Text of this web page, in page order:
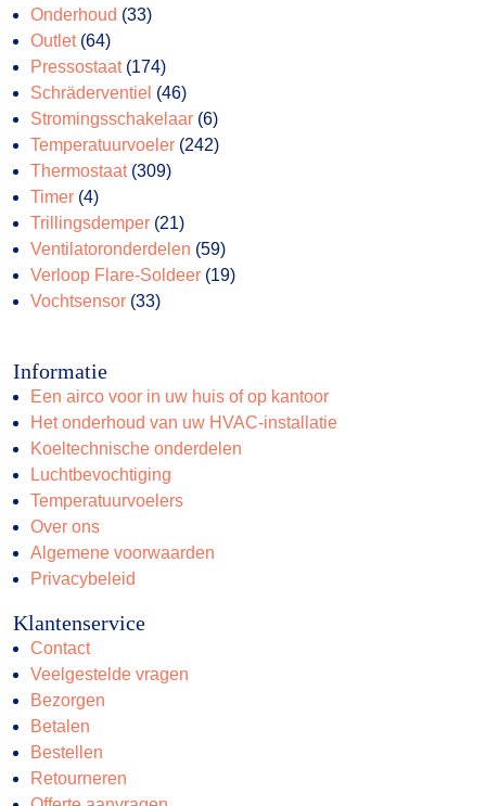
Onderhoud 3333
Outlet 6464
producten
Pressostaat 174174
producten
Schräderventiel 4646
producten
Stromingsschakelaar 66
producten
Temperatuurvoeler 242242
Thermostaat 309309
Timer 44
producten
Trillingsdemper 2121
producten
Ventilatoronderdelen 5959
producten
Verloop Flare-Soldeer 1919
Vochtsensor 3333
Informatie
Een airco voor in uw huis of op kantoor
Het onderhoud van uw HVAC-installatie
Koeltechnische onderdelen
Luchtbevochtiging
Temperatuurvoelers
Over ons
Algemene voorwaarden
Privacybeleid
Klantenservice
Contact
Veelgestelde vragen
Bezorgen
Betalen
Bestellen
Retourneren